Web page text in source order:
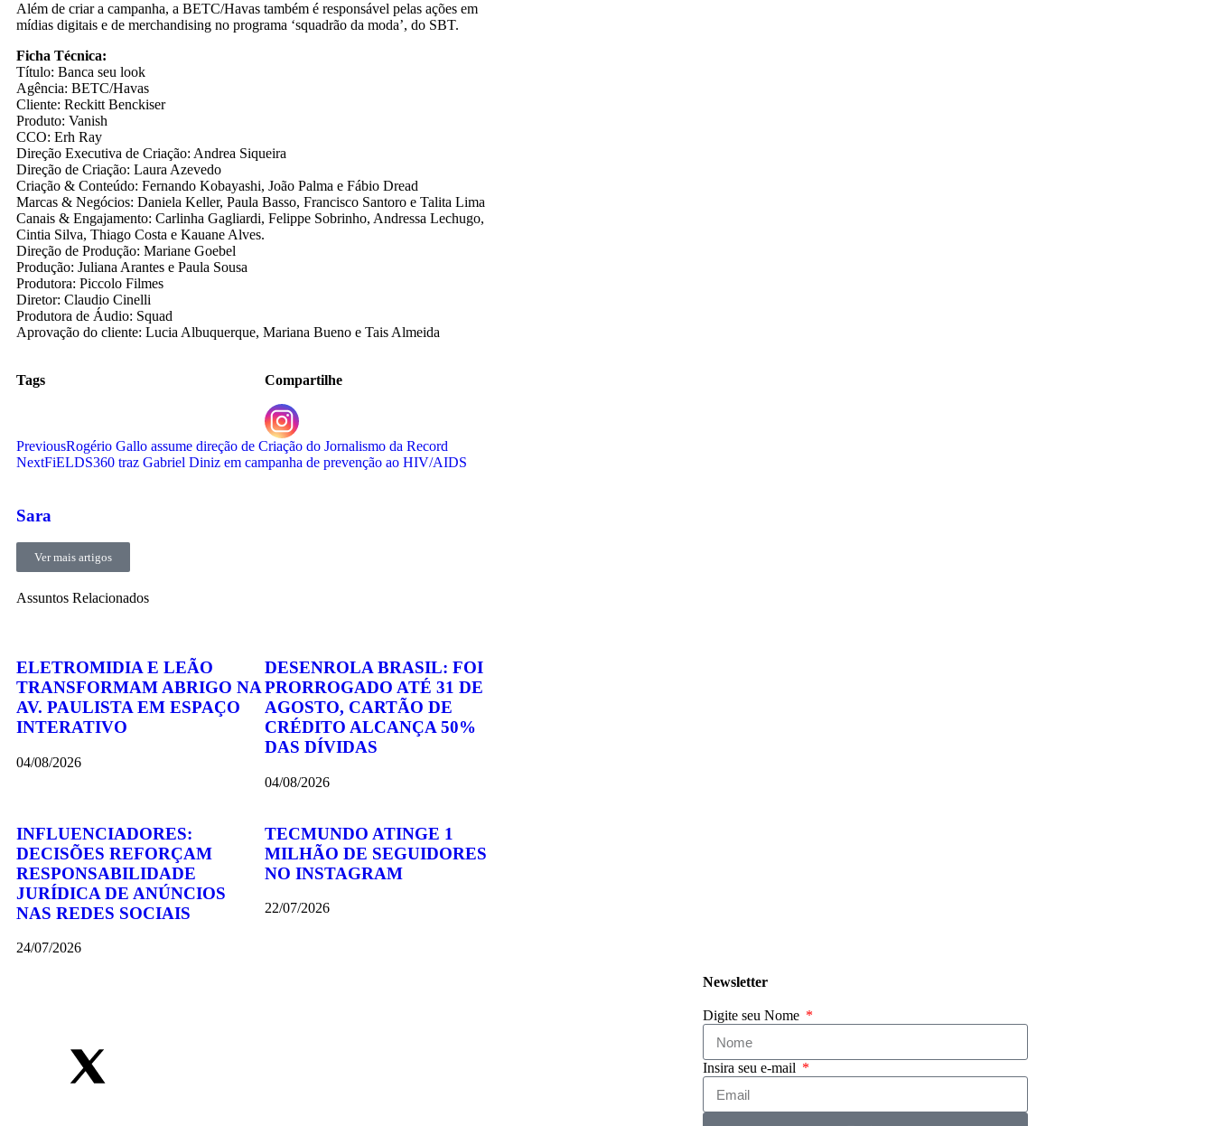
Além de criar a campanha, a BETC/Havas também é responsável pelas ações em
mídias digitais e de merchandising no programa ‘squadrão da moda’, do SBT.
Ficha Técnica:
Título: Banca seu look
Agência: BETC/Havas
Cliente: Reckitt Benckiser
Produto: Vanish
CCO: Erh Ray
Direção Executiva de Criação: Andrea Siqueira
Direção de Criação: Laura Azevedo
Criação & Conteúdo: Fernando Kobayashi, João Palma e Fábio Dread
Marcas & Negócios: Daniela Keller, Paula Basso, Francisco Santoro e Talita Lima
Canais & Engajamento: Carlinha Gagliardi, Felippe Sobrinho, Andressa Lechugo,
Cintia Silva, Thiago Costa e Kauane Alves.
Direção de Produção: Mariane Goebel
Produção: Juliana Arantes e Paula Sousa
Produtora: Piccolo Filmes
Diretor: Claudio Cinelli
Produtora de Áudio: Squad
Aprovação do cliente: Lucia Albuquerque, Mariana Bueno e Tais Almeida
Tags Compartilhe
PreviousRogério Gallo assume direção de Criação do Jornalismo da Record
NextFiELDS360 traz Gabriel Diniz em campanha de prevenção ao HIV/AIDS
Sara
Ver mais artigos
Assuntos Relacionados
ELETROMIDIA E LEÃO
TRANSFORMAM ABRIGO NA
AV. PAULISTA EM ESPAÇO
INTERATIVO
04/08/2026
DESENROLA BRASIL: FOI
PRORROGADO ATÉ 31 DE
AGOSTO, CARTÃO DE
CRÉDITO ALCANÇA 50%
DAS DÍVIDAS
04/08/2026
INFLUENCIADORES:
DECISÕES REFORÇAM
RESPONSABILIDADE
JURÍDICA DE ANÚNCIOS
NAS REDES SOCIAIS
24/07/2026
TECMUNDO ATINGE 1
MILHÃO DE SEGUIDORES
NO INSTAGRAM
22/07/2026
Newsletter
Digite seu Nome
Insira seu e-mail